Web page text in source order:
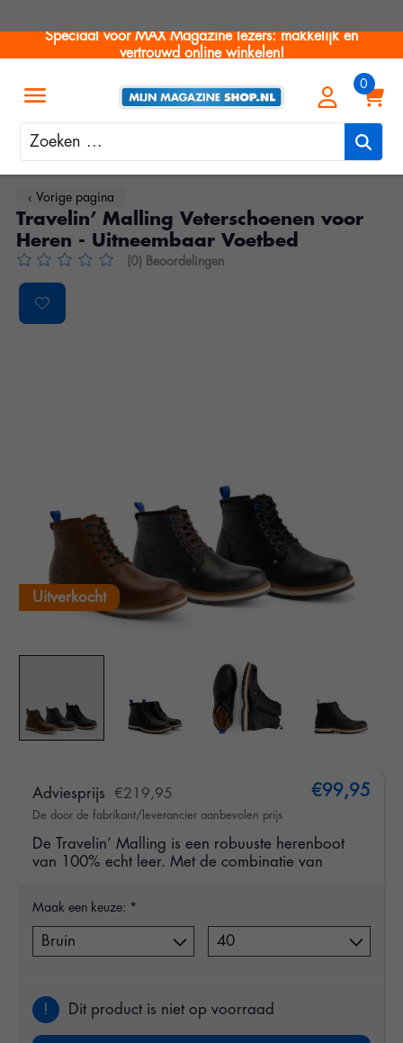
Speciaal voor MAX Magazine lezers: makkelijk en
vertrouwd online winkelen!
Zoeken
‹ Vorige pagina
Travelin’ Malling Veterschoenen voor
Heren - Uitneembaar Voetbed
De beoordeling van dit product is0van de 5
(0) Beoordelingen
Product image slideshow Items
Uitverkocht
Adviesprijs €219,95
De door de fabrikant/leverancier aanbevolen prijs
€99,95
De Travelin’ Malling is een robuuste herenboot
van 100% echt leer. Met de combinatie van
Maak een keuze: *
! Dit product is niet op voorraad